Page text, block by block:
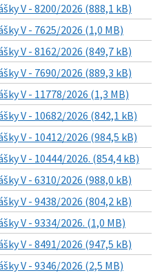
V - 8200/2026 (888,1 kB)
V - 7625/2026 (1,0 MB)
V - 8162/2026 (849,7 kB)
V - 7690/2026 (889,3 kB)
V - 11778/2026 (1,3 MB)
V - 10682/2026 (842,1 kB)
V - 10412/2026 (984,5 kB)
V - 10444/2026. (854,4 kB)
V - 6310/2026 (988,0 kB)
V - 9438/2026 (804,2 kB)
V - 9334/2026. (1,0 MB)
V - 8491/2026 (947,5 kB)
V - 9346/2026 (2,5 MB)